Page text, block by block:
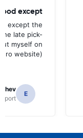
except
except the
late pick-
myself on
website).
E